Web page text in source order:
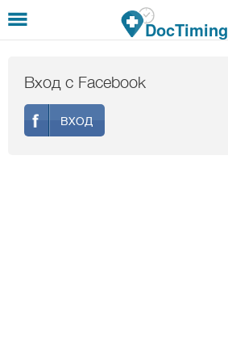
Премини към основното съдържание
DocTiming
Вход с Facebook
ВХОД